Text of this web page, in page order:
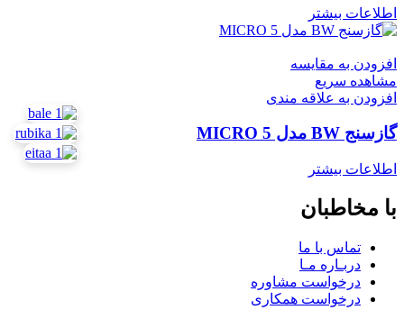
اطلاعات بیشتر
افزودن به مقایسه
مشاهده سریع
افزودن به علاقه مندی
گازسنج BW مدل MICRO 5
اطلاعات بیشتر
با مخاطبان
تماس با ما
دربـاره مـا
درخواست مشاوره
درخواست همکاری